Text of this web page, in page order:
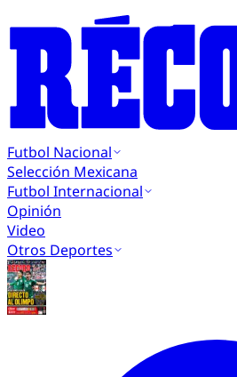
Futbol Nacional
Selección Mexicana
Futbol Internacional
Opinión
Video
Otros Deportes